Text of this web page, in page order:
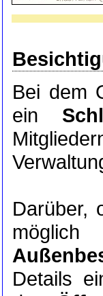
Bei dem
ein
Darüber,
Details